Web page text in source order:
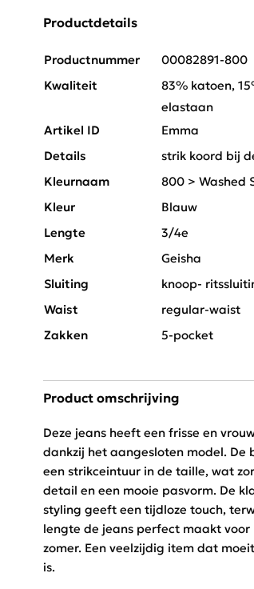
Productdetails
Productnummer
00082891-800
Kwaliteit
83% katoen,
elastaan
Artikel ID
Emma
Details
strik koord bij
Kleurnaam
800 > Washed
Kleur
Blauw
Lengte
3/4e
Merk
Geisha
Sluiting
knoop-
Waist
regular-waist
Zakken
5-pocket
Product omschrijving
Deze jeans heeft een frisse en
dankzij het aangesloten model. De
een strikceintuur in de taille, wat
detail en een mooie pasvorm. De
styling geeft een tijdloze touch,
lengte de jeans perfect maakt voor
zomer. Een veelzijdig item dat
is.